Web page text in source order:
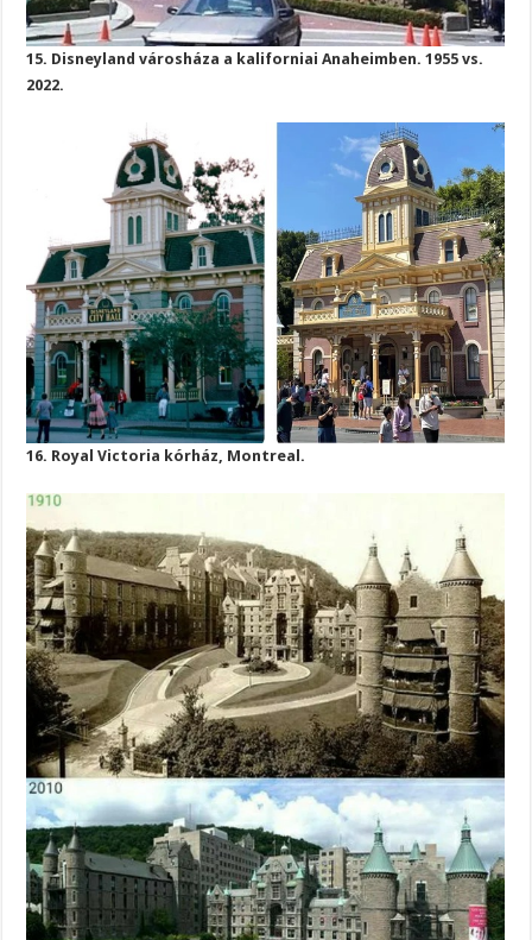
15. Disneyland városháza a kaliforniai Anaheimben. 1955 vs.
2022.
16. Royal Victoria kórház, Montreal.